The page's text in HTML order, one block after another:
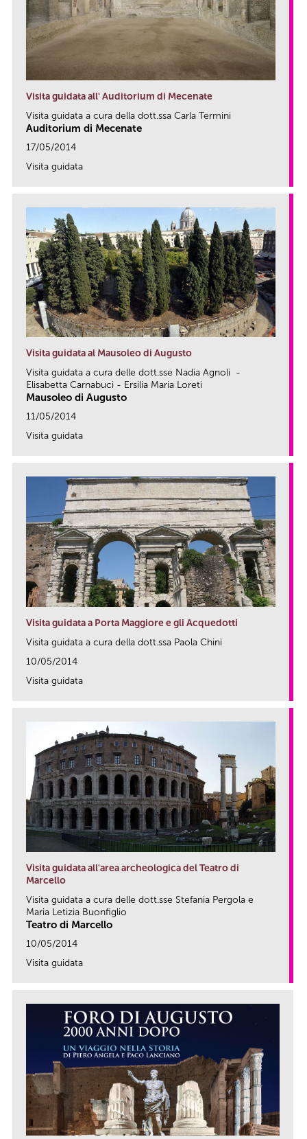
Visita guidata all' Auditorium di Mecenate
Visita guidata a cura della dott.ssa Carla Termini
Auditorium di Mecenate
17/05/2014
Visita guidata
Visita guidata al Mausoleo di Augusto
Visita guidata a cura delle dott.sse Nadia Agnoli -
Elisabetta Carnabuci - Ersilia Maria Loreti
Mausoleo di Augusto
11/05/2014
Visita guidata
Visita guidata a Porta Maggiore e gli Acquedotti
Visita guidata a cura della dott.ssa Paola Chini
10/05/2014
Visita guidata
Visita guidata all'area archeologica del Teatro di
Marcello
Visita guidata a cura delle dott.sse Stefania Pergola e
Maria Letizia Buonfiglio
Teatro di Marcello
10/05/2014
Visita guidata